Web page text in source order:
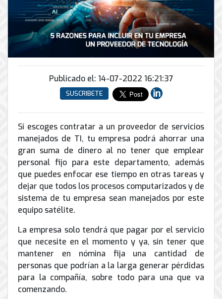
INFRAESTRUCTURA
Soporte
informático
Remoto
en
Sitio
Hiperconvergencia
Soporte
de
Correo
Electrónico
conmutadores
IP
análogos
Enlaces
Inalámbricos
Instalación
de
Torres
Arriostradas
Equipos
para
videoconferencias
Renta
Servicio
de
Internet
peatonal
Automatización
y
Domótica
Energía
UPS
Tierra
física
y
pararrayos
Conector
de
envío
Antispam
Conmutador
nube
Servicios
de
Computo
&
Almacenamiento
Publicado el: 14-07-2022 16:21:37
SUSCRIBETE
Si escoges contratar a un proveedor de servicios
manejados de TI, tu empresa podrá ahorrar una
gran suma de dinero al no tener que emplear
personal fijo para este departamento, además
que puedes enfocar ese tiempo en otras tareas y
dejar que todos los procesos computarizados y de
sistema de tu empresa sean manejados por este
equipo satélite.
La empresa solo tendrá que pagar por el servicio
que necesite en el momento y ya, sin tener que
mantener en nómina fija una cantidad de
personas que podrían a la larga generar pérdidas
para la compañía, sobre todo para una que va
comenzando.